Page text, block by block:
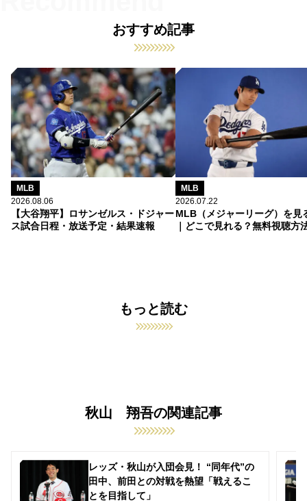
おすすめ記事
MLB
2026.08.06
【大谷翔平】ロサンゼルス・ドジャー
ス試合日程・放送予定・結果速報
MLB
2026.07.22
MLB（メジャーリーグ）を見
｜どこで見れる？無料視聴方
もっと読む
秋山 翔吾の関連記事
レッズ・秋山が入団会見！ “同年代”の
田中、前田との対戦を熱望「戦えるこ
とを目指して」